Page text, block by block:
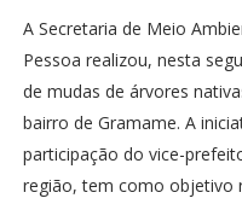
A Secretaria de Meio
Pessoa realizou, nesta
de mudas de árvores
bairro de Gramame. A
participação do vice-
região, tem como objetivo